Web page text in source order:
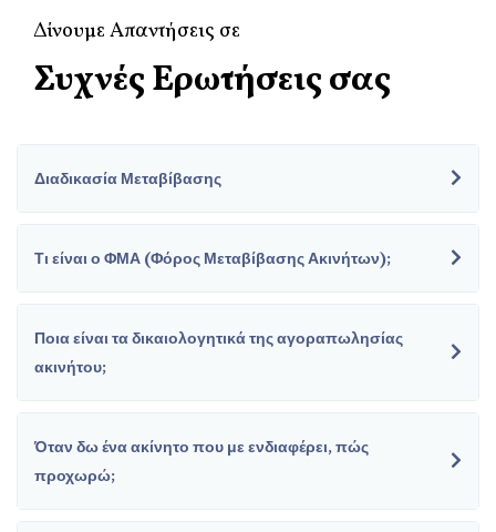
Δίνουμε Απαντήσεις σε
Συχνές Ερωτήσεις σας
Διαδικασία Μεταβίβασης
Τι είναι ο ΦΜΑ (Φόρος Μεταβίβασης Ακινήτων);
Ποια είναι τα δικαιολογητικά της αγοραπωλησίας
ακινήτου;
Όταν δω ένα ακίνητο που με ενδιαφέρει, πώς
προχωρώ;